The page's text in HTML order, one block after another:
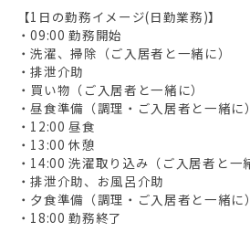
【1日の勤務イメージ(日勤業務)】
・09:00 勤務開始
・洗濯、掃除（ご入居者と一緒に）
・排泄介助
・買い物（ご入居者と一緒に）
・昼食準備（調理・ご入居者と一緒に）
・12:00 昼食
・13:00 休憩
・14:00 洗濯取り込み（ご入居者と一
・排泄介助、お風呂介助
・夕食準備（調理・ご入居者と一緒に）
・18:00 勤務終了